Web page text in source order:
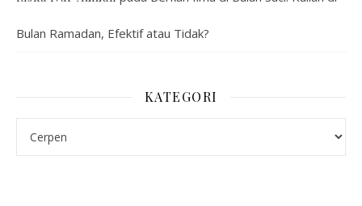
Bulan Ramadan, Efektif atau Tidak?
KATEGORI